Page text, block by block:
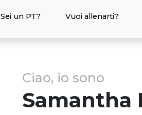
Sei un PT? Vuoi allenarti?
Ciao, io sono
Samantha